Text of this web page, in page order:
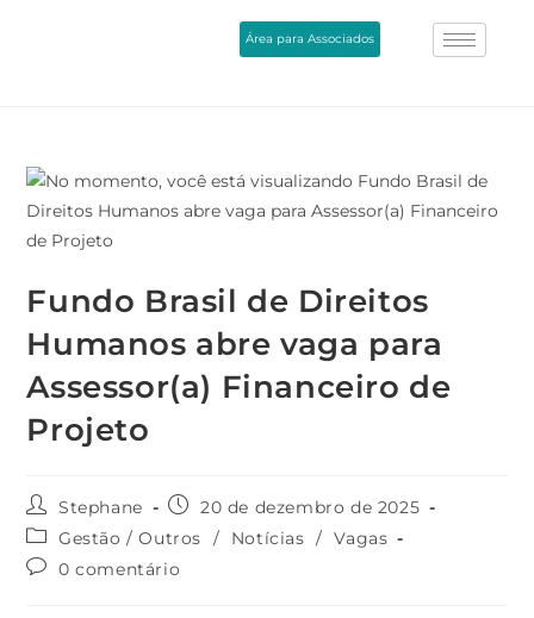
Área para Associados
Humanos abre vaga para
Assessor(a) Financeiro de
Projeto
Gestão / Outros / Notícias / Vagas
0 comentário